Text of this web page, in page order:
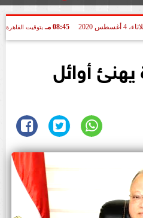
4 أغسطس 2020 08:45 مـ بتوقيت القاهرة
أوائل